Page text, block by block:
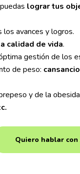
lograr tus
los avances y logros.
calidad de vida.
gestión de los
de peso:
y de la
Quiero hablar con